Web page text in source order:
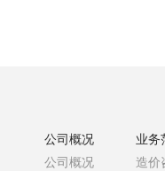
公司概况
公司概况
业务
造价